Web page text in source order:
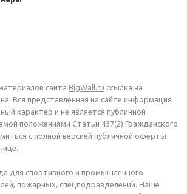
сайта BigWall.ru ссылка на
Вся представленная на сайте информация
характер и не является публичной
положениями Статьи 437(2) Гражданского
с полной версией публичной оферты
для спортивного и промышленного
пожарных, спецподразделений. Наше